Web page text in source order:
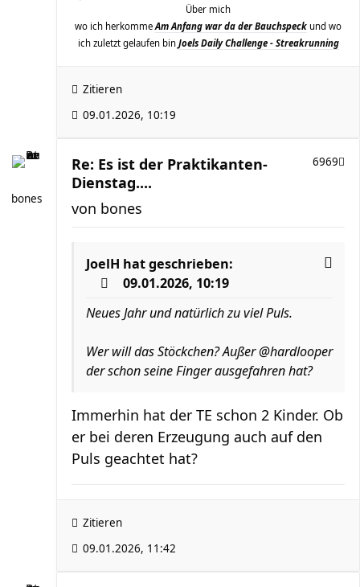
Über mich
wo ich herkommeAm Anfang war da der Bauchspeck und wo
ich zuletzt gelaufen bin Joels Daily Challenge - Streakrunning
Zitieren
09.01.2026, 10:19
bones
Re: Es ist der Praktikanten-
Dienstag....
6969
von bones
JoelH hat geschrieben:
09.01.2026, 10:19
Neues Jahr und natürlich zu viel Puls.
Wer will das Stöckchen? Außer @hardlooper
der schon seine Finger ausgefahren hat?
Immerhin hat der TE schon 2 Kinder. Ob
er bei deren Erzeugung auch auf den
Puls geachtet hat?
Zitieren
09.01.2026, 11:42